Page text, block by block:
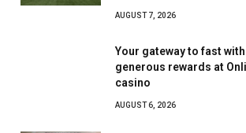
AUGUST 7, 2026
Your gateway to fast
generous rewards at
casino
AUGUST 6, 2026